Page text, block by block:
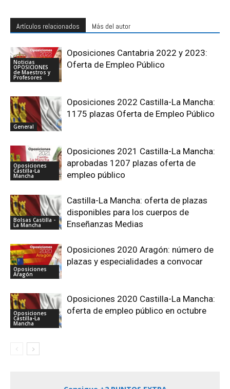
Artículos relacionados Más del autor
Noticias
OPOSICIONES
de Maestros y
Profesores
Oposiciones Cantabria 2022 y 2023:
Oferta de Empleo Público
General
Oposiciones 2022 Castilla-La Mancha:
1175 plazas Oferta de Empleo Público
Oposiciones
Castilla-La
Mancha
Oposiciones 2021 Castilla-La Mancha:
aprobadas 1207 plazas oferta de
empleo público
Bolsas Castilla -
La Mancha
Castilla-La Mancha: oferta de plazas
disponibles para los cuerpos de
Enseñanzas Medias
Oposiciones
Aragón
Oposiciones 2020 Aragón: número de
plazas y especialidades a convocar
Oposiciones
Castilla-La
Mancha
Oposiciones 2020 Castilla-La Mancha:
oferta de empleo público en octubre